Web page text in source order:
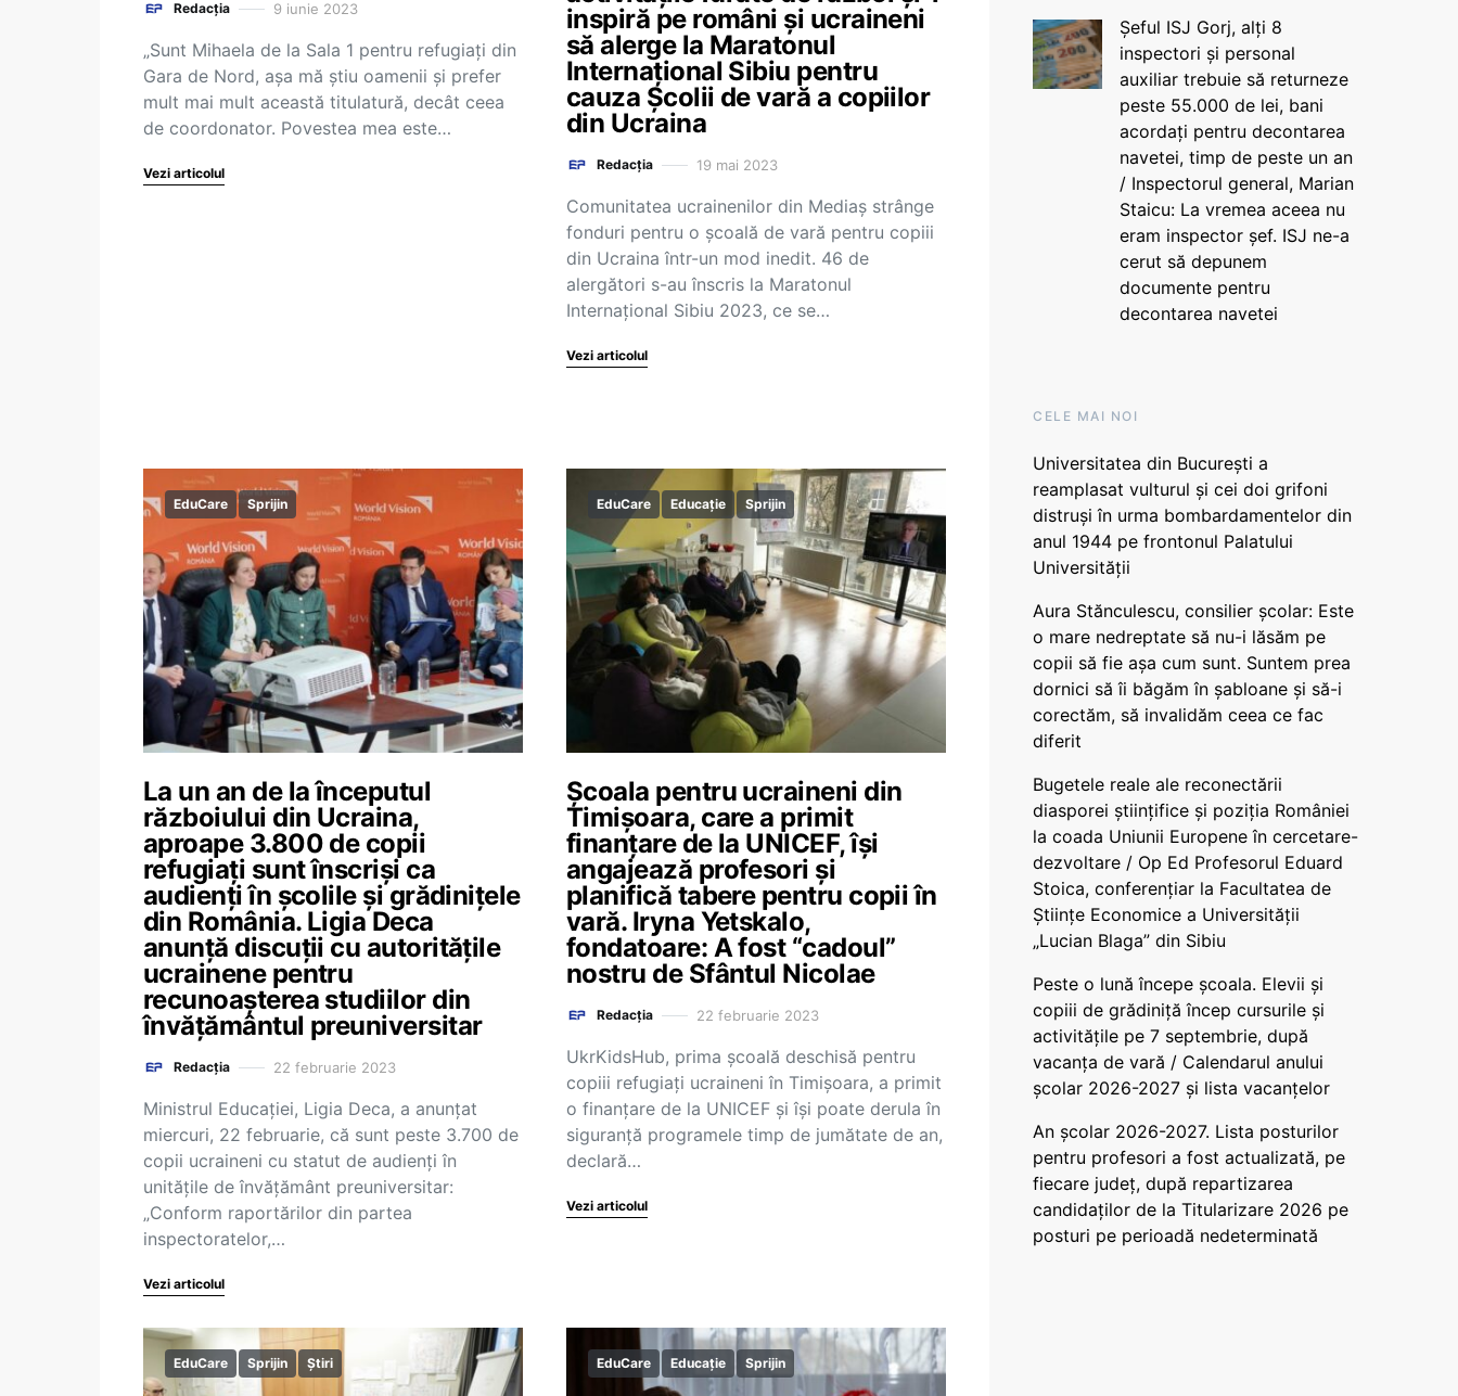
Redacția 9 iunie 2023
„Sunt Mihaela de la Sala 1 pentru refugiați din
Gara de Nord, așa mă știu oamenii și prefer
mult mai mult această titulatură, decât ceea
de coordonator. Povestea mea este…
Vezi articolul
inspiră pe români și ucraineni
să alerge la Maratonul
Internațional Sibiu pentru
cauza Școlii de vară a copiilor
din Ucraina
Redacția 19 mai 2023
Comunitatea ucrainenilor din Mediaș strânge
fonduri pentru o școală de vară pentru copiii
din Ucraina într-un mod inedit. 46 de
alergători s-au înscris la Maratonul
Internațional Sibiu 2023, ce se…
Vezi articolul
EduCare Sprijin
La un an de la începutul
războiului din Ucraina,
aproape 3.800 de copii
refugiați sunt înscriși ca
audienți în școlile și grădinițele
din România. Ligia Deca
anunță discuții cu autoritățile
ucrainene pentru
recunoașterea studiilor din
învățământul preuniversitar
Redacția 22 februarie 2023
Ministrul Educației, Ligia Deca, a anunțat
miercuri, 22 februarie, că sunt peste 3.700 de
copii ucraineni cu statut de audienți în
unitățile de învățământ preuniversitar:
„Conform raportărilor din partea
inspectoratelor,…
Vezi articolul
EduCare Educație Sprijin
Școala pentru ucraineni din
Timișoara, care a primit
finanțare de la UNICEF, își
angajează profesori și
planifică tabere pentru copii în
vară. Iryna Yetskalo,
fondatoare: A fost “cadoul”
nostru de Sfântul Nicolae
Redacția 22 februarie 2023
UkrKidsHub, prima școală deschisă pentru
copiii refugiați ucraineni în Timișoara, a primit
o finanțare de la UNICEF și își poate derula în
siguranță programele timp de jumătate de an,
declară…
Vezi articolul
EduCare Sprijin Știri EduCare Educație Sprijin
Șeful ISJ Gorj, alți 8
inspectori și personal
auxiliar trebuie să returneze
peste 55.000 de lei, bani
acordați pentru decontarea
navetei, timp de peste un an
/ Inspectorul general, Marian
Staicu: La vremea aceea nu
eram inspector șef. ISJ ne-a
cerut să depunem
documente pentru
decontarea navetei
CELE MAI NOI
Universitatea din București a
reamplasat vulturul și cei doi grifoni
distruși în urma bombardamentelor din
anul 1944 pe frontonul Palatului
Universității
Aura Stănculescu, consilier școlar: Este
o mare nedreptate să nu-i lăsăm pe
copii să fie așa cum sunt. Suntem prea
dornici să îi băgăm în șabloane și să-i
corectăm, să invalidăm ceea ce fac
diferit
Bugetele reale ale reconectării
diasporei științifice și poziția României
la coada Uniunii Europene în cercetare-
dezvoltare / Op Ed Profesorul Eduard
Stoica, conferențiar la Facultatea de
Științe Economice a Universității
„Lucian Blaga” din Sibiu
Peste o lună începe școala. Elevii și
copiii de grădiniță încep cursurile și
activitățile pe 7 septembrie, după
vacanța de vară / Calendarul anului
școlar 2026-2027 și lista vacanțelor
An școlar 2026-2027. Lista posturilor
pentru profesori a fost actualizată, pe
fiecare județ, după repartizarea
candidaților de la Titularizare 2026 pe
posturi pe perioadă nedeterminată